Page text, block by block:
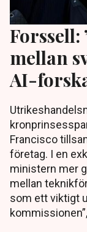
Forssell:
mellan
AI-
Francisco
företag. I en
ministern mer
mellan
som ett viktigt